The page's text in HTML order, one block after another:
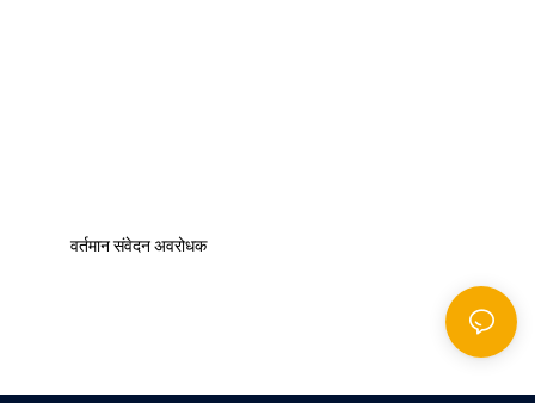
वर्तमान संवेदन अवरोधक